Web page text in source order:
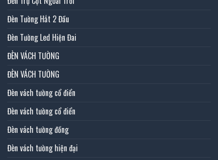
Đèn Tường Hắt 2 Đầu
Đèn Tường Led Hiện Đai
ĐÈN VÁCH TƯỜNG
ĐÈN VÁCH TƯỜNG
Đèn vách tường cổ điển
Đèn vách tường cổ điển
Đèn vách tường đồng
Đèn vách tường hiện đại